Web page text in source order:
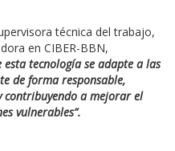
técnica del trabajo,
en CIBER-BBN,
tecnología se adapte a las
de forma responsable,
a mejorar el
vulnerables”.